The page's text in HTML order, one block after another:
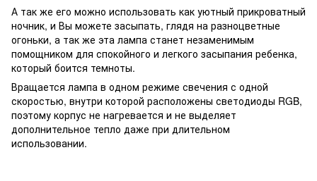
А так же его можно использовать как уютный прикроватный
ночник, и Вы можете засыпать, глядя на разноцветные
огоньки, а так же эта лампа станет незаменимым
помощником для спокойного и легкого засыпания ребенка,
который боится темноты.
Вращается лампа в одном режиме свечения с одной
скоростью, внутри которой расположены светодиоды RGB,
поэтому корпус не нагревается и не выделяет
дополнительное тепло даже при длительном
использовании.